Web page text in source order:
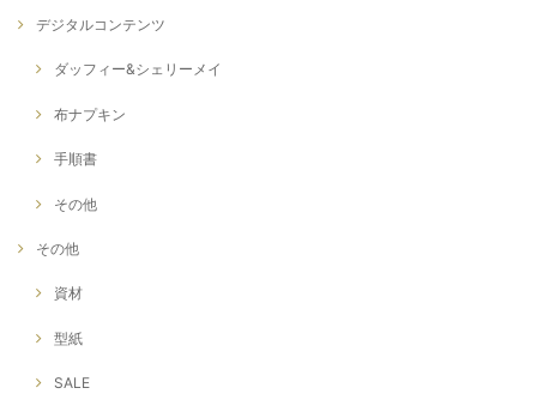
デジタルコンテンツ
ダッフィー&シェリーメイ
布ナプキン
手順書
その他
その他
資材
型紙
SALE